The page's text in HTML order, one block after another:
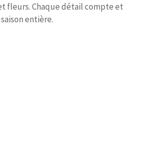
fleurs. Chaque détail compte et
entière.